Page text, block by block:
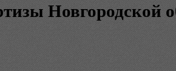
Новгородской